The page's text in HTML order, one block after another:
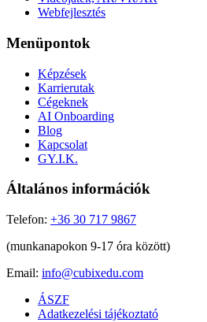
Webfejlesztés
Menüpontok
Képzések
Karrierutak
Cégeknek
AI Onboarding
Blog
Kapcsolat
GY.I.K.
Általános információk
Telefon: +36 30 717 9867
(munkanapokon 9-17 óra között)
Email: info@cubixedu.com
ÁSZF
Adatkezelési tájékoztató